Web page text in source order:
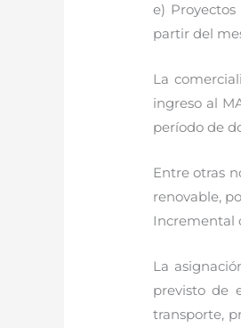
e)
partir del
La
ingreso al
período de
Entre otras
renovable,
Incremental
La
previsto de
transporte,